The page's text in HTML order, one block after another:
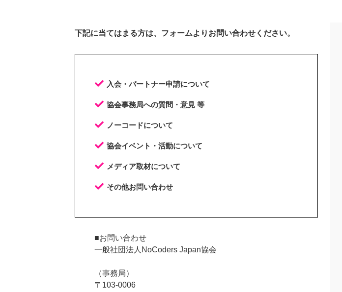
下記に当てはまる方は、フォームよりお問い合わせください。
入会・パートナー申請について
協会事務局への質問・意見 等
ノーコードについて
協会イベント・活動について
メディア取材について
その他お問い合わせ
■お問い合わせ
一般社団法人NoCoders Japan協会
（事務局）
〒103-0006